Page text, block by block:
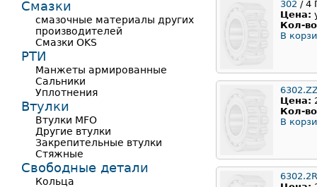
302 / 4
Цена:
Кол-
В
Цена:
Кол-
В
Смазки
смазочные материалы других
производителей
Смазки OKS
РТИ
Манжеты армированные
Сальники
Уплотнения
Втулки
Втулки MFO
Другие втулки
Закрепительные втулки
Стяжные
Свободные детали
Кольца